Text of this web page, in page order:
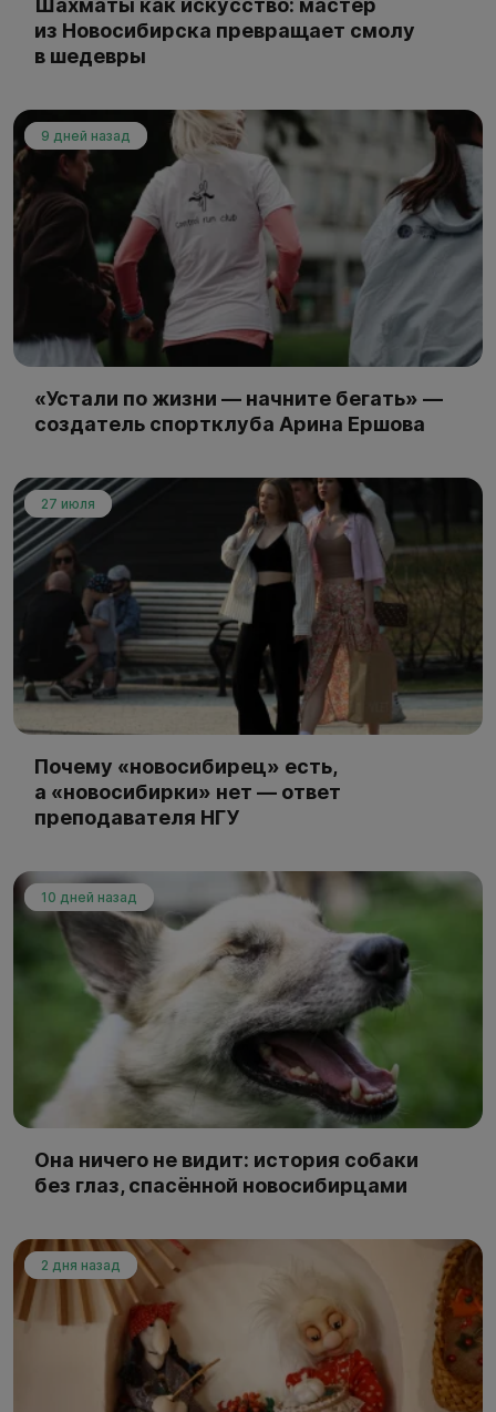
из Новосибирска превращает смолу
в шедевры
9 дней назад
«Устали по жизни — начните бегать» —
создатель спортклуба Арина Ершова
27 июля
Почему «новосибирец» есть,
а «новосибирки» нет — ответ
преподавателя НГУ
10 дней назад
Она ничего не видит: история собаки
без глаз, спасённой новосибирцами
2 дня назад